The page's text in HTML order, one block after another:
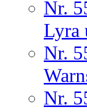
Nr.
Lyra
Nr.
Nr.